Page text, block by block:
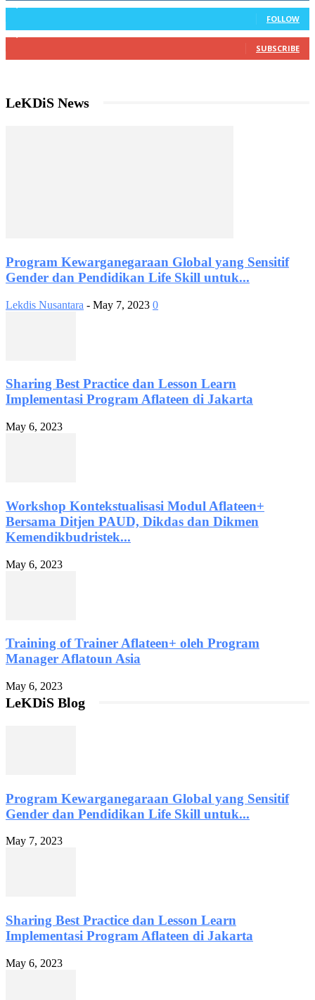
FOLLOW
SUBSCRIBE
LeKDiS News
Program Kewarganegaraan Global yang Sensitif
Gender dan Pendidikan Life Skill untuk...
Lekdis Nusantara - May 7, 2023 0
Sharing Best Practice dan Lesson Learn
Implementasi Program Aflateen di Jakarta
May 6, 2023
Workshop Kontekstualisasi Modul Aflateen+
Bersama Ditjen PAUD, Dikdas dan Dikmen
Kemendikbudristek...
May 6, 2023
Training of Trainer Aflateen+ oleh Program
Manager Aflatoun Asia
May 6, 2023
LeKDiS Blog
Program Kewarganegaraan Global yang Sensitif
Gender dan Pendidikan Life Skill untuk...
May 7, 2023
Sharing Best Practice dan Lesson Learn
Implementasi Program Aflateen di Jakarta
May 6, 2023